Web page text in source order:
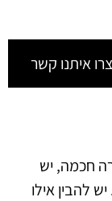
איתנו קשר
חכמה, יש
להבין אילו